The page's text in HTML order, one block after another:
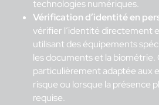
technologies numériques.
Vérification d’identité en
vérifier l’identité directement
utilisant des équipements
les documents et la
particulièrement adaptée aux
risque ou lorsque la présence
requise.